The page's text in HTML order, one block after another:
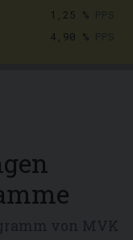
1,25 %
4,90 %